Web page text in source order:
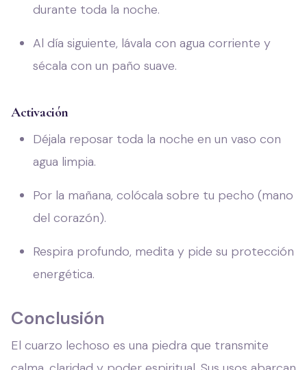
durante toda la noche.
Al día siguiente, lávala con agua corriente y
sécala con un paño suave.
Activación
Déjala reposar toda la noche en un vaso con
agua limpia.
Por la mañana, colócala sobre tu pecho (mano
del corazón).
Respira profundo, medita y pide su protección
energética.
Conclusión
El cuarzo lechoso es una piedra que transmite